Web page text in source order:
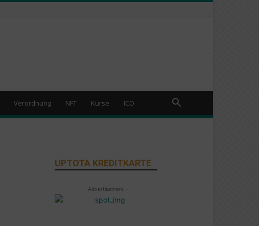
Verordnung NFT Kurse ICO
UPTOTA KREDITKARTE
- Advertisement -